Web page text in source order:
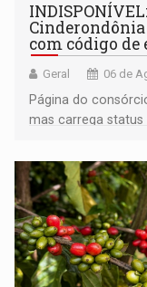
com código de
Geral 06 de
Página do
mas carrega